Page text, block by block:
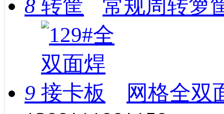
8 常规周转箩
9
网格全双